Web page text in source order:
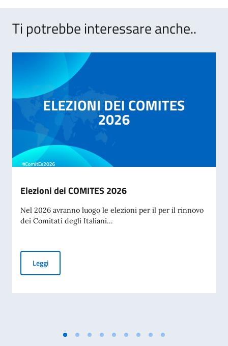
Ti potrebbe interessare anche..
Elezioni dei COMITES 2026
Nel 2026 avranno luogo le elezioni per il per il rinnovo
dei Comitati degli Italiani...
LeggiElezioni dei COMITES 2026